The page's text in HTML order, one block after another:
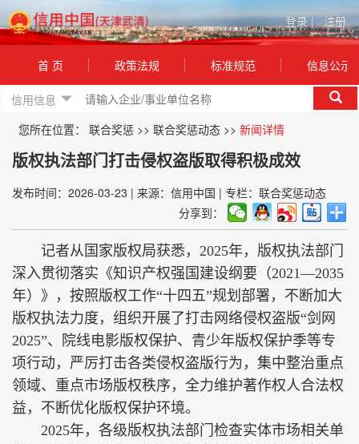
登录| 注册
首 页 政策法规 标准规范 信息公示
信用信息
您所在位置： 联合奖惩 >> 联合奖惩动态 >> 新闻详情
版权执法部门打击侵权盗版取得积极成效
发布时间：2026-03-23 | 来源：信用中国 | 专栏：联合奖惩动态
分享到：
记者从国家版权局获悉，2025年，版权执法部门
深入贯彻落实《知识产权强国建设纲要（2021—2035
年）》，按照版权工作“十四五”规划部署，不断加大
版权执法力度，组织开展了打击网络侵权盗版“剑网
2025”、院线电影版权保护、青少年版权保护季等专
项行动，严厉打击各类侵权盗版行为，集中整治重点
领域、重点市场版权秩序，全力维护著作权人合法权
益，不断优化版权保护环境。
2025年，各级版权执法部门检查实体市场相关单